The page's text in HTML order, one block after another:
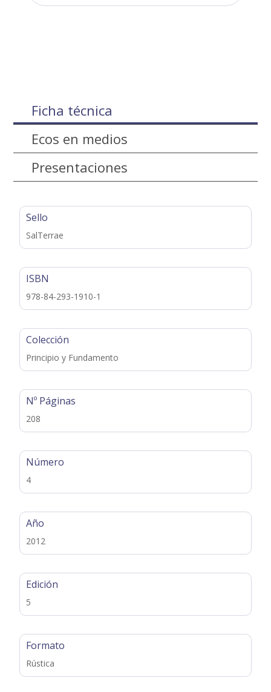
Ficha técnica
Ecos en medios
Presentaciones
Sello
SalTerrae
ISBN
978-84-293-1910-1
Colección
Principio y Fundamento
Nº Páginas
208
Número
4
Año
2012
Edición
5
Formato
Rústica